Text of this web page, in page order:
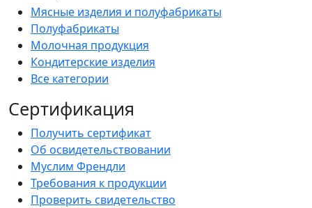
Мясные изделия и полуфабрикаты
Полуфабрикаты
Молочная продукция
Кондитерские изделия
Все категории
Сертификация
Получить сертификат
Об освидетельствовании
Муслим Френдли
Требования к продукции
Проверить свидетельство